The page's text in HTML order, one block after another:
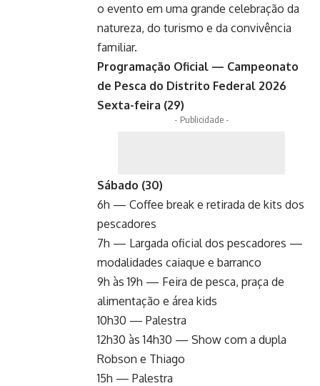
o evento em uma grande celebração da
natureza, do turismo e da convivência
familiar.
Programação Oficial — Campeonato
de Pesca do Distrito Federal 2026
Sexta-feira (29)
- Publicidade -
Sábado (30)
6h — Coffee break e retirada de kits dos
pescadores
7h — Largada oficial dos pescadores —
modalidades caiaque e barranco
9h às 19h — Feira de pesca, praça de
alimentação e área kids
10h30 — Palestra
12h30 às 14h30 — Show com a dupla
Robson e Thiago
15h — Palestra